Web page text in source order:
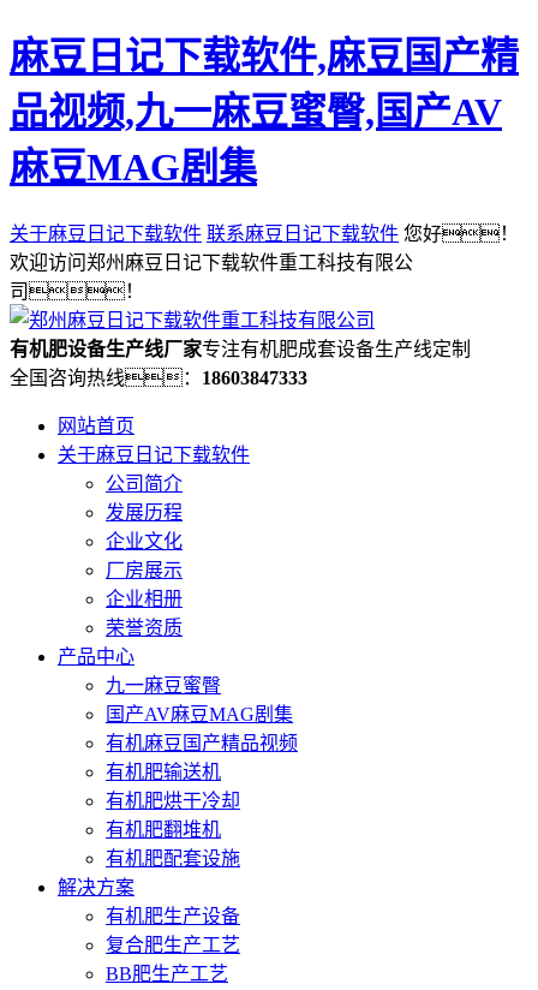
麻豆日记下载软件,麻豆国产精
品视频,九一麻豆蜜臀,国产AV
麻豆MAG剧集
关于麻豆日记下载软件 联系麻豆日记下载软件 您好！
欢迎访问郑州麻豆日记下载软件重工科技有限公
司！
有机肥设备生产线厂家专注有机肥成套设备生产线定制
全国咨询热线： 18603847333
网站首页
关于麻豆日记下载软件
公司简介
发展历程
企业文化
厂房展示
企业相册
荣誉资质
产品中心
九一麻豆蜜臀
国产AV麻豆MAG剧集
有机麻豆国产精品视频
有机肥输送机
有机肥烘干冷却
有机肥翻堆机
有机肥配套设施
解决方案
有机肥生产设备
复合肥生产工艺
BB肥生产工艺